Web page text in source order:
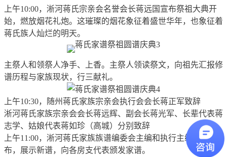
上午10:00，淅河蒋氏宗亲会名誉会长蒋远国宣布祭祖大典开
始，燃放烟花礼炮。这璀璨的烟花象征着盛世华年，也象征着
蒋氏族人灿烂的明天。
主祭人和领祭人净手、上香。主祭人领读祭文，向祖先汇报修
谱历程与家族现状，行三献礼。
上午10:30，随州蒋氏家族宗亲会执行会会长蒋正军致辞
淅河蒋氏家族宗亲会会长蒋远辉、副会长蒋光军、长辈代表蒋
志学、姑娘代表蒋如珍（高城）分别致辞
上午11:00，淅河蒋氏家族族谱编委会主编和执行主编揭开红
布，展示新谱，向各房支代表颁发家谱。